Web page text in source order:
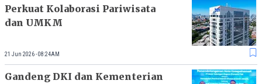
Perkuat Kolaborasi Pariwisata
dan UMKM
21 Jun 2026 - 08:24AM
Gandeng DKI dan Kementerian